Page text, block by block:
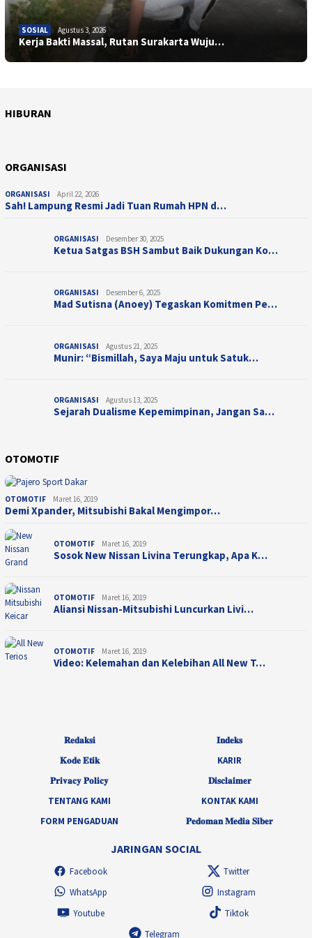
SOSIAL Agustus 3, 2026
Kerja Bakti Massal, Rutan Surakarta Wuju…
HIBURAN
Sentuhan Sinematik Ifan Seventeen, &#821…
Taman Bermain Indoor untuk Anak, Champio…
ORGANISASI
ORGANISASI April 22, 2026
Sah! Lampung Resmi Jadi Tuan Rumah HPN d…
ORGANISASI Desember 30, 2025
Ketua Satgas BSH Sambut Baik Dukungan Ko…
ORGANISASI Desember 6, 2025
Mad Sutisna (Anoey) Tegaskan Komitmen Pe…
ORGANISASI Agustus 21, 2025
Munir: “Bismillah, Saya Maju untuk Satuk…
ORGANISASI Agustus 13, 2025
Sejarah Dualisme Kepemimpinan, Jangan Sa…
OTOMOTIF
OTOMOTIF Maret 16, 2019
Demi Xpander, Mitsubishi Bakal Mengimpor…
OTOMOTIF Maret 16, 2019
Sosok New Nissan Livina Terungkap, Apa K…
OTOMOTIF Maret 16, 2019
Aliansi Nissan-Mitsubishi Luncurkan Livi…
OTOMOTIF Maret 16, 2019
Video: Kelemahan dan Kelebihan All New T…
𝐑𝐞𝐝𝐚𝐤𝐬𝐢
𝐈𝐧𝐝𝐞𝐤𝐬
𝐊𝐨𝐝𝐞 𝐄𝐭𝐢𝐤
KARIR
𝐏𝐫𝐢𝐯𝐚𝐜𝐲 𝐏𝐨𝐥𝐢𝐜𝐲
𝐃𝐢𝐬𝐜𝐥𝐚𝐢𝐦𝐞𝐫
TENTANG KAMI
KONTAK KAMI
FORM PENGADUAN
𝐏𝐞𝐝𝐨𝐦𝐚𝐧 𝐌𝐞𝐝𝐢𝐚 𝐒𝐢𝐛𝐞𝐫
JARINGAN SOCIAL
Facebook
Twitter
WhatsApp
Instagram
Youtube
Tiktok
Telegram